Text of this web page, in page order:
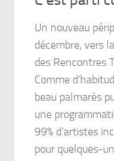
Un nouveau
décembre, vers
des Rencontres
Comme
beau palmarès
une
99% d’artistes
pour quelques-